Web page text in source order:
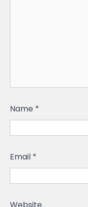
Name *
Email *
Website